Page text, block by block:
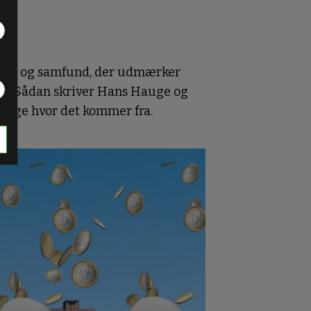
og samfund, der udmærker
Sådan skriver Hans Hauge og
hvor det kommer fra.